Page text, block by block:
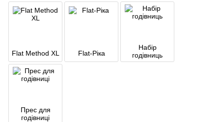
Flat Method XL Flat-Ріка
Набір
годівниць
Прес для
годівниці